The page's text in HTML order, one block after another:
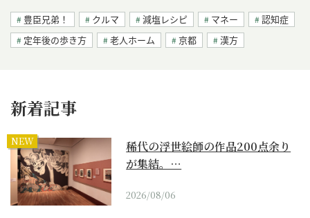
豊臣兄弟！ クルマ 減塩レシピ マネー
認知症
定年後の歩き方
老人ホーム 京都 漢方
新着記事
NEW
稀代の浮世絵師の作品200点余り
が集結。…
2026/08/06